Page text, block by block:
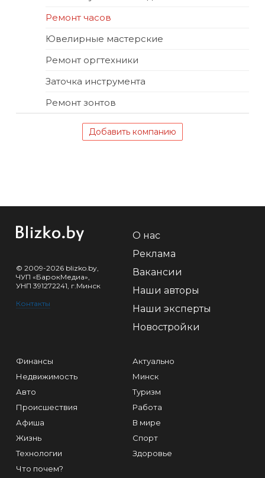
Ремонт часов
Ювелирные мастерские
Ремонт оргтехники
Заточка инструмента
Ремонт зонтов
Добавить компанию
© 2009-2026 blizko.by,
ЧУП «БарокМедиа»,
УНП 391272241, г.Минск
Контакты
О нас
Реклама
Вакансии
Наши авторы
Наши эксперты
Новостройки
Финансы
Недвижимость
Авто
Происшествия
Афиша
Жизнь
Технологии
Что почем?
Актуально
Минск
Туризм
Работа
В мире
Спорт
Здоровье